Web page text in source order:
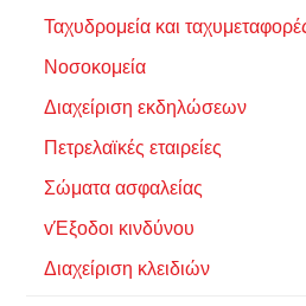
Ταχυδρομεία και
Νοσοκομεία
Διαχείριση εκδηλώσεων
Πετρελαϊκές εταιρείες
Σώματα ασφαλείας
vΈξοδοι κινδύνου
Διαχείριση κλειδιών